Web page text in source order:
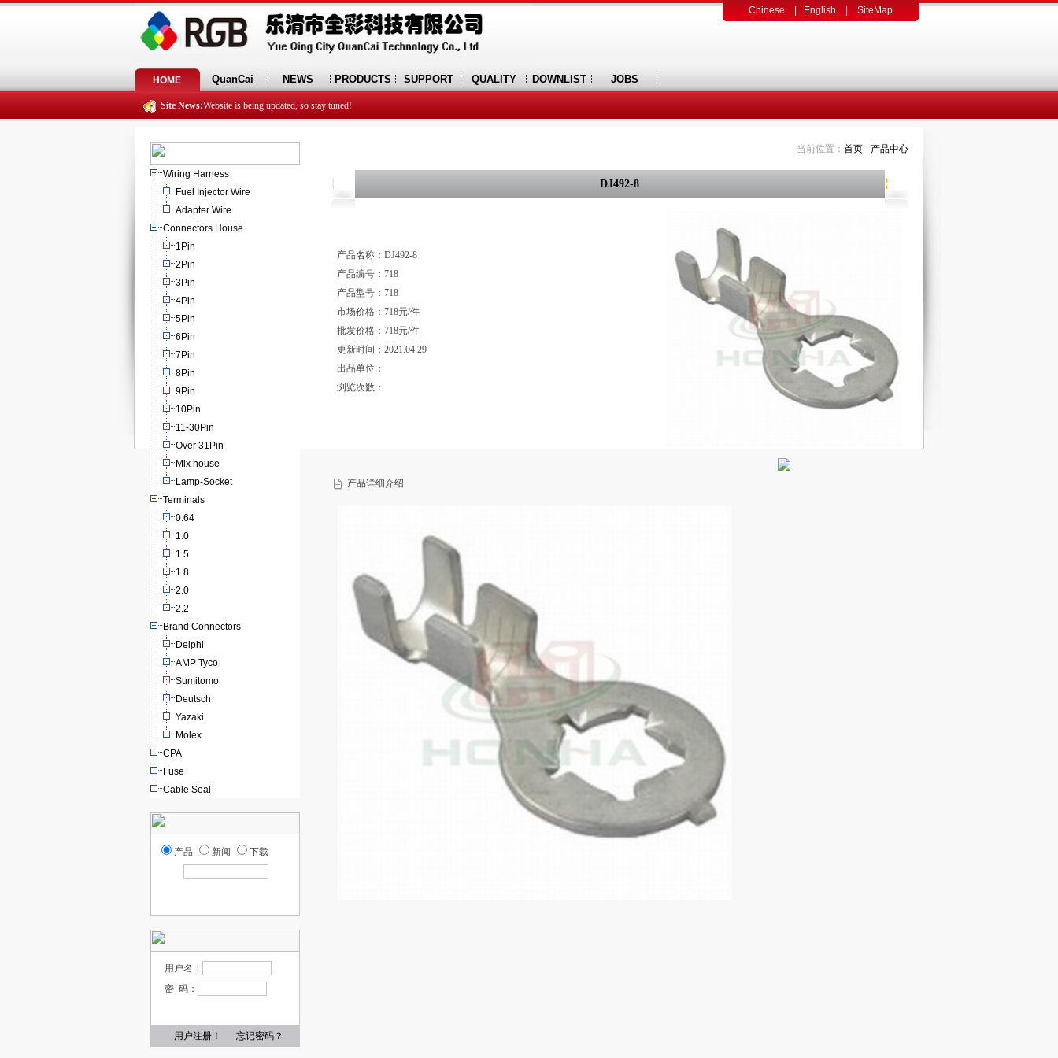
Chinese| English SiteMap
HOME QuanCai NEWS PRODUCTS SUPPORT QUALITY DOWNLIST JOBS
Site News:Website is being updated, so stay tuned!
Wiring Harness
Fuel Injector Wire
Adapter Wire
Connectors House
1Pin
2Pin
3Pin
4Pin
5Pin
6Pin
7Pin
8Pin
9Pin
10Pin
11-30Pin
Over 31Pin
Mix house
Lamp-Socket
Terminals
0.64
1.0
1.5
1.8
2.0
2.2
Brand Connectors
Delphi
AMP Tyco
Sumitomo
Deutsch
Yazaki
Molex
CPA
Fuse
Cable Seal
产品 新闻 下载
用户名：
密 码：
用户注册！ 忘记密码？
当前位置： 首页- 产品中心
DJ492-8
产品名称：DJ492-8
产品编号：718
产品型号：718
市场价格：718元/件
批发价格：718元/件
更新时间：2021.04.29
出品单位：
浏览次数：
产品详细介绍